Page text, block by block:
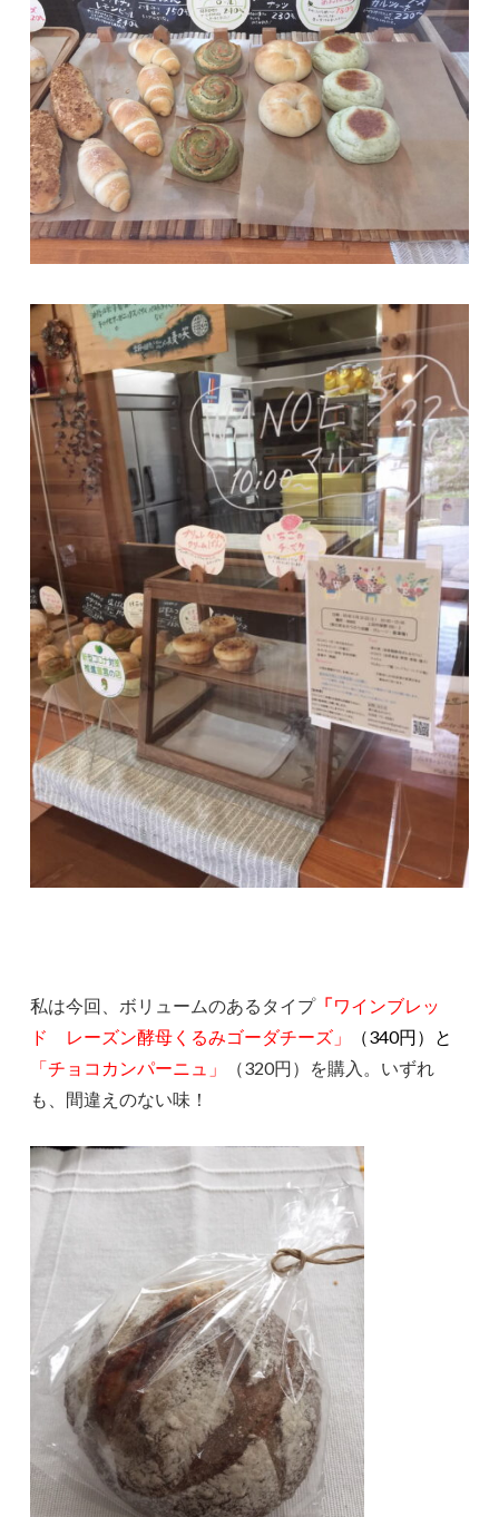
私は今回、ボリュームのあるタイプ「ワインブレッ
ド レーズン酵母くるみゴーダチーズ」
（340円）と
「チョコカンパーニュ」
（320円）を購入。いずれ
も、間違えのない味！